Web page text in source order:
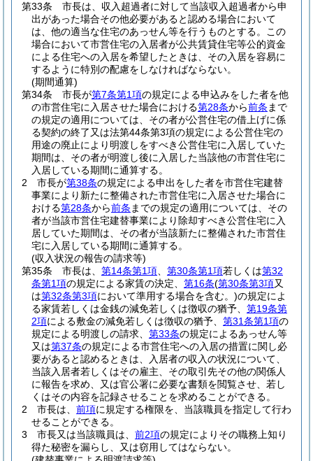
第33条
市長は、収入超過者に対して当該収入超過者から申
出があった場合その他必要があると認める場合において
は、他の適当な住宅のあっせん等を行うものとする。
この
場合において市営住宅の入居者が公共賃貸住宅等公的資金
による住宅への入居を希望したときは、その入居を容易に
するように特別の配慮をしなければならない。
(期間通算)
第34条
市長が第7条第1項の規定による申込みをした者を他
の市営住宅に入居させた場合における第28条から前条 まで
の規定の適用については、その者が公営住宅の借上げに係
る契約の終了又は法第44条第3項の規定による公営住宅の
用途の廃止により明渡しをすべき公営住宅に入居していた
期間は、その者が明渡し後に入居した当該他の市営住宅に
入居している期間に通算する。
2
市長が第38条の規定による申出をした者を市営住宅建替
事業により新たに整備された市営住宅に入居させた場合に
おける第28条から前条 までの規定の適用については、その
者が当該市営住宅建替事業により除却すべき公営住宅に入
居していた期間は、その者が当該新たに整備された市営住
宅に入居している期間に通算する。
(収入状況の報告の請求等)
第35条
市長は、 第14条第1項 第30条第1項若しくは第32
条第1項の規定による家賃の決定、 第16条(第30条第3項又
は第32条第3項において準用する場合を含む。)の規定によ
る家賃若しくは金銭の減免若しくは徴収の猶予、 第19条第
2項による敷金の減免若しくは徴収の猶予、 第31条第1項の
規定による明渡しの請求、 第33条の規定によるあっせん等
又は第37条の規定による市営住宅への入居の措置に関し必
要があると認めるときは、入居者の収入の状況について、
当該入居者若しくはその雇主、その取引先その他の関係人
に報告を求め、又は官公署に必要な書類を閲覧させ、若し
くはその内容を記録させることを求めることができる。
2
市長は、 前項に規定する権限を、当該職員を指定して行わ
せることができる。
3
市長又は当該職員は、 前2項の規定によりその職務上知り
得た秘密を漏らし、又は窃用してはならない。